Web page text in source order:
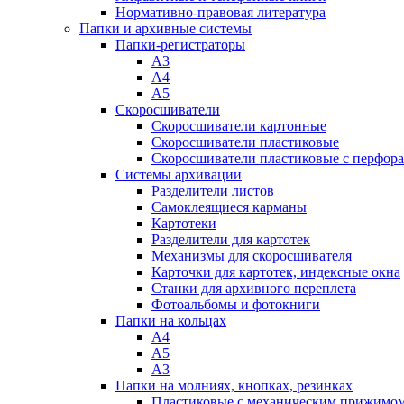
Нормативно-правовая литература
Папки и архивные системы
Папки-регистраторы
А3
А4
А5
Скоросшиватели
Скоросшиватели картонные
Скоросшиватели пластиковые
Скоросшиватели пластиковые с
Системы архивации
Разделители листов
Самоклеящиеся карманы
Картотеки
Разделители для картотек
Механизмы для скоросшивателя
Карточки для картотек, индексные окна
Станки для архивного переплета
Фотоальбомы и фотокниги
Папки на кольцах
А4
А5
А3
Папки на молниях, кнопках, резинках